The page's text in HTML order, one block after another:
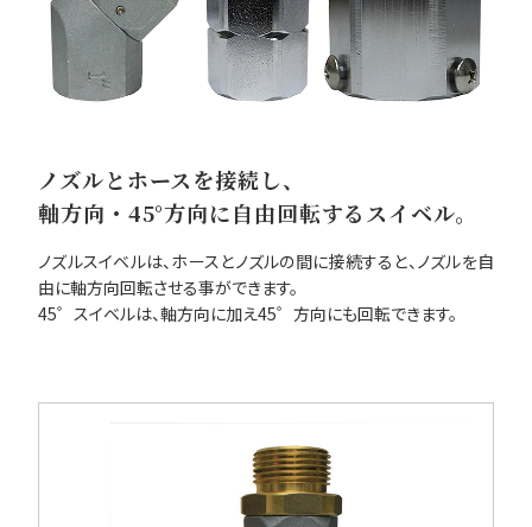
ノズルとホースを接続し、
軸方向・45°方向に自由回転するスイベル。
ノズルスイベルは、ホースとノズルの間に接続すると、ノズルを自
由に軸方向回転させる事ができます。
45゜スイベルは、軸方向に加え45゜方向にも回転できます。